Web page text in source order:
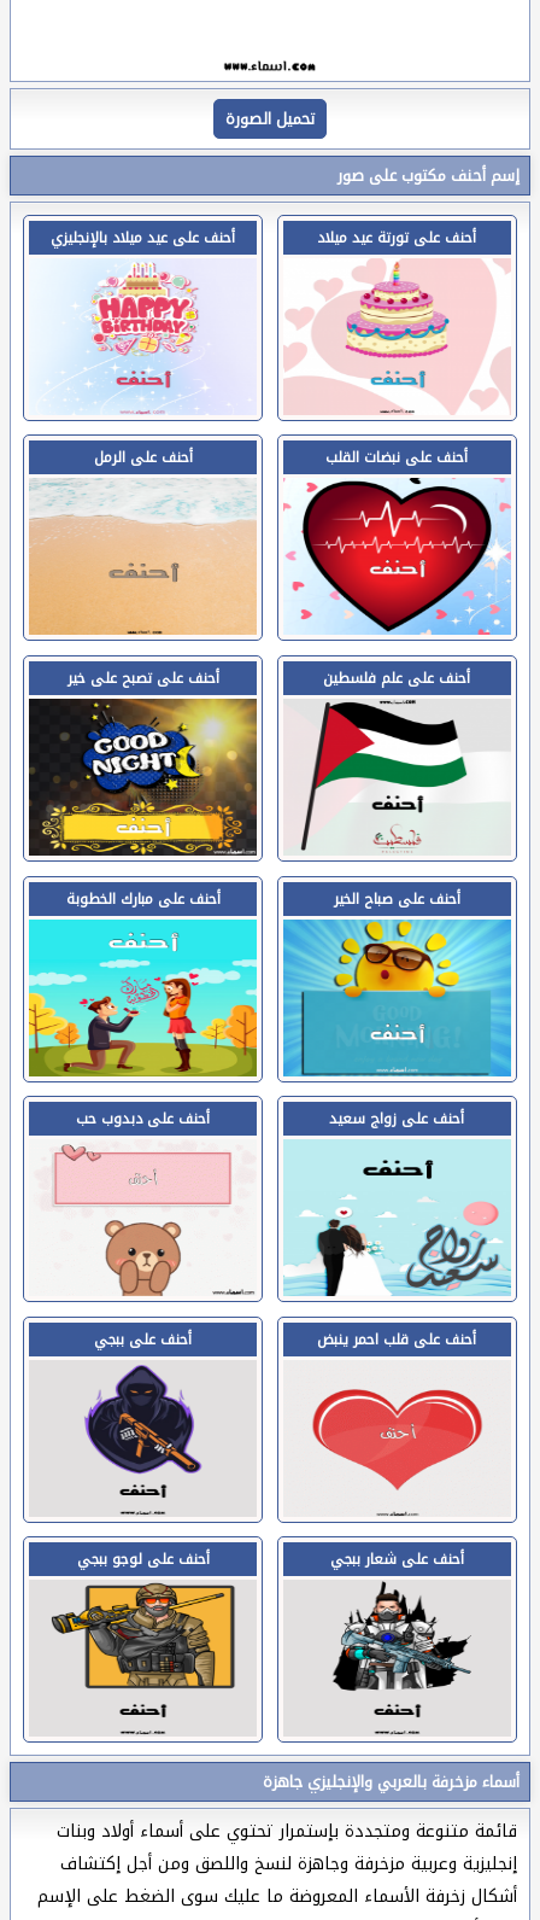
تحميل الصورة
إسم أحنف مكتوب على صور
أحنف على تورتة عيد ميلاد أحنف على عيد ميلاد بالإنجليزي
أحنف على نبضات القلب أحنف على الرمل
أحنف على علم فلسطين أحنف على تصبح على خير
أحنف على صباح الخير أحنف على مبارك الخطوبة
أحنف على زواج سعيد أحنف على دبدوب حب
أحنف على قلب احمر ينبض أحنف على ببجي
أحنف على شعار ببجي أحنف على لوجو ببجي
أسماء مزخرفة بالعربي والإنجليزي جاهزة
قائمة متنوعة ومتجددة بإستمرار تحتوي على أسماء أولاد وبنات
إنجليزية وعربية مزخرفة وجاهزة لنسخ واللصق ومن أجل إكتشاف
أشكال زخرفة الأسماء المعروضة ما عليك سوى الضغط على الإسم